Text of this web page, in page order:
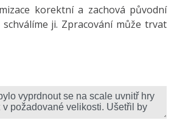
specialista
(AI) -10%
bezpečnost
korektní a zachová původní
ji. Zpracování může trvat